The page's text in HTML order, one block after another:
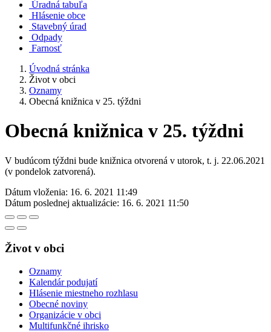
Úradná tabuľa
Hlásenie obce
Stavebný úrad
Odpady
Farnosť
Úvodná stránka
Život v obci
Oznamy
Obecná knižnica v 25. týždni
Obecná knižnica v 25. týždni
V budúcom týždni bude knižnica otvorená v utorok, t. j. 22.06.2021
(v pondelok zatvorená).
Dátum vloženia: 16. 6. 2021 11:49
Dátum poslednej aktualizácie: 16. 6. 2021 11:50
Život v obci
Oznamy
Kalendár podujatí
Hlásenie miestneho rozhlasu
Obecné noviny
Organizácie v obci
Multifunkčné ihrisko